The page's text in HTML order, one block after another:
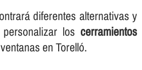
diferentes alternativas y
personalizar loscerramientos
en Torelló.